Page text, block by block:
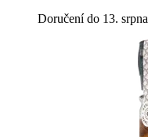
Doručení do 13. srpna